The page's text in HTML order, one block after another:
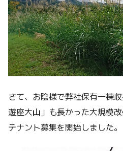
さて、お陰様で弊社保有一棟
遊座大山」も長かった大規模
テナント募集を開始しました。